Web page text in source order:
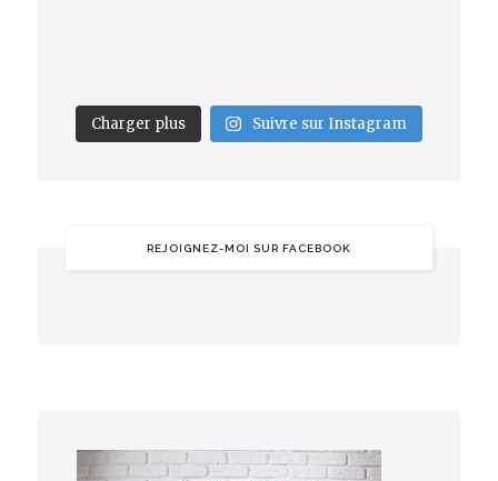
Charger plus Suivre sur Instagram
REJOIGNEZ-MOI SUR FACEBOOK